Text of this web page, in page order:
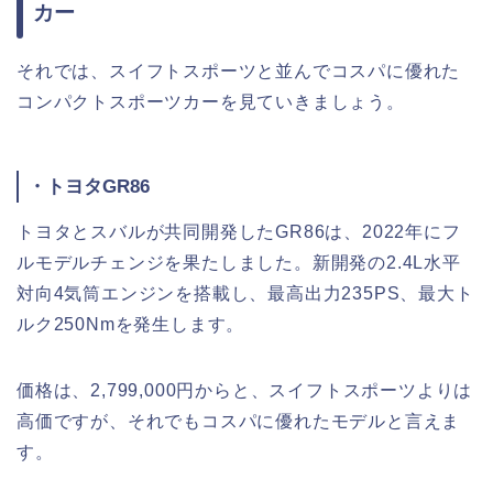
カー
それでは、スイフトスポーツと並んでコスパに優れた
コンパクトスポーツカーを見ていきましょう。
・トヨタGR86
トヨタとスバルが共同開発したGR86は、2022年にフ
ルモデルチェンジを果たしました。新開発の2.4L水平
対向4気筒エンジンを搭載し、最高出力235PS、最大ト
ルク250Nmを発生します。
価格は、2,799,000円からと、スイフトスポーツよりは
高価ですが、それでもコスパに優れたモデルと言えま
す。